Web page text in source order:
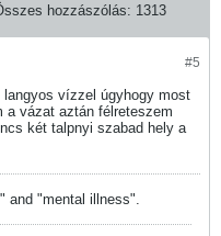
hozzászólás: 1313
#5
vízzel úgyhogy most
a vázat aztán félreteszem
két talpnyi szabad hely a
and "mental illness".